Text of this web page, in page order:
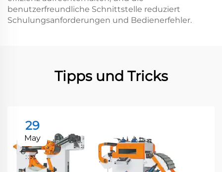
benutzerfreundliche Schnittstelle reduziert
Schulungsanforderungen und Bedienerfehler.
Tipps und Tricks
29
May